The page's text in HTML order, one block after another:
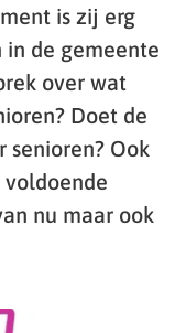
is zij erg
de gemeente
over wat
Doet de
senioren? Ook
nu maar ook